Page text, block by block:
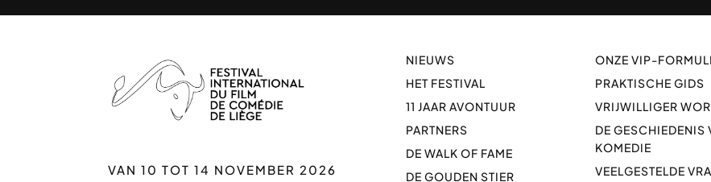
VAN 10 TOT 14 NOVEMBER 2026
NIEUWS
HET FESTIVAL
11 JAAR AVONTUUR
PARTNERS
DE WALK OF FAME
DE GOUDEN STIER
ONZE VIP-
PRAKTISCHE GIDS
VRIJWILLIGER
DE GESCHIEDENIS
KOMEDIE
VEELGESTELDE